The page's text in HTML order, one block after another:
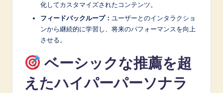
化してカスタマイズされたコンテンツ。
フィードバックループ： ユーザーとのインタラクショ
ンから継続的に学習し、将来のパフォーマンスを向上
させる。
ベーシックな推薦を超
えたハイパーパーソナラ